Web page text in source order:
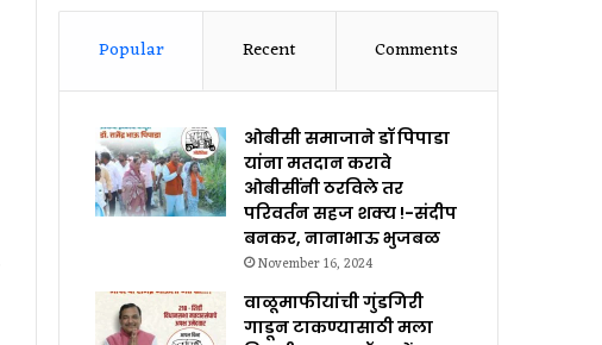
Popular Recent Comments
ओबीसी समाजाने डॉ पिपाडा
यांना मतदान करावे
ओबीसींनी ठरविले तर
परिवर्तन सहज शक्य !-संदीप
बनकर, नानाभाऊ भुजबळ
November 16, 2024
वाळूमाफीयांची गुंडगिरी
गाडून टाकण्यासाठी मला